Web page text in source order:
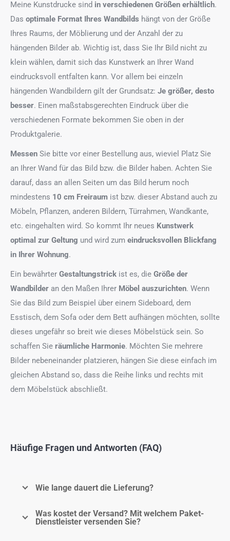
Meine Kunstdrucke sind in verschiedenen Größen erhältlich.
Das optimale Format Ihres Wandbilds hängt von der Größe
Ihres Raums, der Möblierung und der Anzahl der zu
hängenden Bilder ab. Wichtig ist, dass Sie Ihr Bild nicht zu
klein wählen, damit sich das Kunstwerk an Ihrer Wand
eindrucksvoll entfalten kann. Vor allem bei einzeln
hängenden Wandbildern gilt der Grundsatz: Je größer, desto
besser. Einen maßstabsgerechten Eindruck über die
verschiedenen Formate bekommen Sie oben in der
Produktgalerie.
Messen Sie bitte vor einer Bestellung aus, wieviel Platz Sie
an Ihrer Wand für das Bild bzw. die Bilder haben. Achten Sie
darauf, dass an allen Seiten um das Bild herum noch
mindestens 10 cm Freiraum ist bzw. dieser Abstand auch zu
Möbeln, Pflanzen, anderen Bildern, Türrahmen, Wandkante,
etc. eingehalten wird. So kommt Ihr neues Kunstwerk
optimal zur Geltung und wird zum eindrucksvollen Blickfang
in Ihrer Wohnung.
Ein bewährter Gestaltungstrick ist es, die Größe der
Wandbilder an den Maßen Ihrer Möbel auszurichten. Wenn
Sie das Bild zum Beispiel über einem Sideboard, dem
Esstisch, dem Sofa oder dem Bett aufhängen möchten, sollte
dieses ungefähr so breit wie dieses Möbelstück sein. So
schaffen Sie räumliche Harmonie. Möchten Sie mehrere
Bilder nebeneinander platzieren, hängen Sie diese einfach im
gleichen Abstand so, dass die Reihe links und rechts mit
dem Möbelstück abschließt.
Häufige Fragen und Antworten (FAQ)
Wie lange dauert die Lieferung?
Was kostet der Versand? Mit welchem Paket-
Dienstleister versenden Sie?